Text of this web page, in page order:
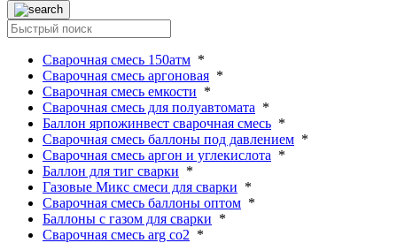
Сварочная смесь 150атм *
Сварочная смесь аргоновая *
Сварочная смесь емкости *
Сварочная смесь для полуавтомата *
Баллон ярпожинвест сварочная смесь *
Сварочная смесь баллоны под давлением *
Сварочная смесь аргон и углекислота *
Баллон для тиг сварки *
Газовые Микс смеси для сварки *
Сварочная смесь баллоны оптом *
Баллоны с газом для сварки *
Сварочная смесь arg co2 *